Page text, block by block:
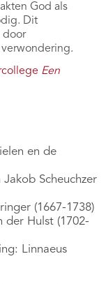
God als
Dit
door
Een
en de
Scheuchzer
(1667-1738)
der Hulst (1702-
Linnaeus